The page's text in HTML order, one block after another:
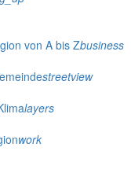
von A bis Zbusiness
streetview
layers
work